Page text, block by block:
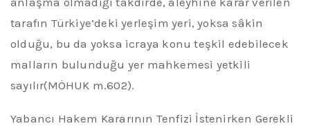
tarafın Türkiye’deki yerleşim yeri, yoksa sâkin
olduğu, bu da yoksa icraya konu teşkil edebilecek
malların bulunduğu yer mahkemesi yetkili
sayılır(MÖHUK m.602).
Yabancı Hakem Kararının Tenfizi İstenirken Gerekli